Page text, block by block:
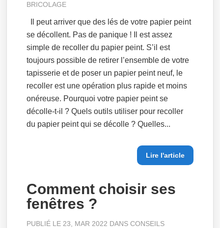
BRICOLAGE
Il peut arriver que des lés de votre papier peint
se décollent. Pas de panique ! Il est assez
simple de recoller du papier peint. S’il est
toujours possible de retirer l’ensemble de votre
tapisserie et de poser un papier peint neuf, le
recoller est une opération plus rapide et moins
onéreuse. Pourquoi votre papier peint se
décolle-t-il ? Quels outils utiliser pour recoller
du papier peint qui se décolle ? Quelles...
Lire l'article
Comment choisir ses
fenêtres ?
PUBLIÉ LE 23, MAR 2022 DANSCONSEILS